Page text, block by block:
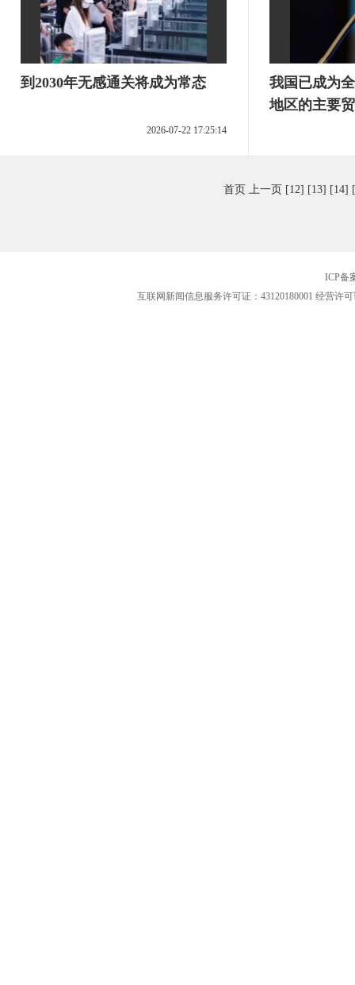
到2030年无感通关将成为常态
2026-07-22 17:25:14
我国已成为
地区的主要
首页 上一页 [12] [13] [14]
ICP备
互联网新闻信息服务许可证：43120180001 经营许可